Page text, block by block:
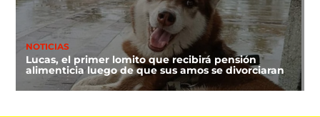
NOTICIAS
Lucas, el primer lomito que recibirá pensión
alimenticia luego de que sus amos se divorciaran